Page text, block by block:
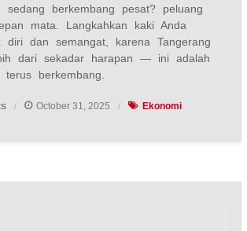
sedang berkembang pesat? peluang
mata. Langkahkan kaki Anda
diri dan semangat, karena Tangerang
dari sekadar harapan — ini adalah
berkembang.
October 31, 2025 Ekonomi